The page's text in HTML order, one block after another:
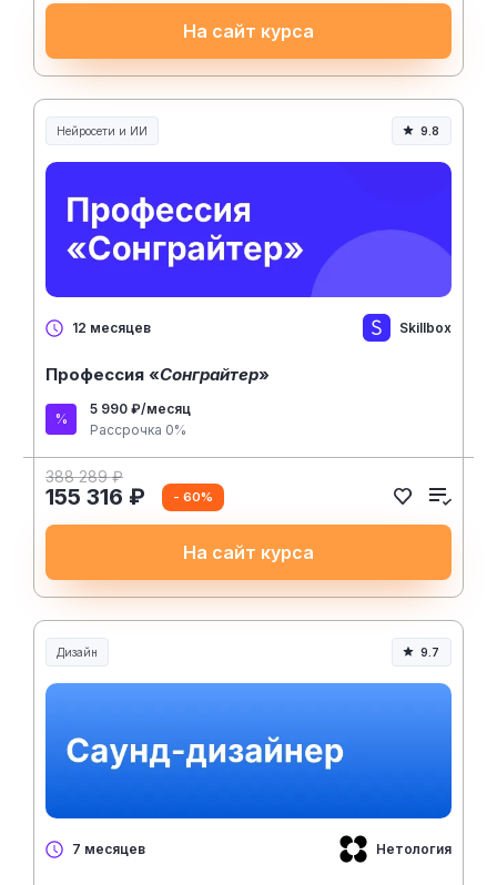
На сайт курса
Нейросети и ИИ
Нейросети и искусственный интеллект
9.8
12 месяцев Skillbox
Профессия «Сонграйтер»
5 990 ₽/месяц
Рассрочка 0%
388 289 ₽
155 316 ₽ - 60%
На сайт курса
Дизайн 9.7
7 месяцев Нетология